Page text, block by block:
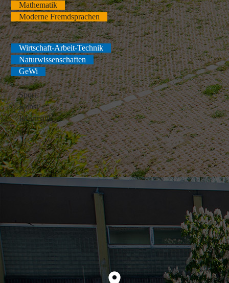
Mathematik
Moderne Fremdsprachen
Wirtschaft-Arbeit-Technik
Naturwissenschaften
GeWi
Sport
Kunst
Informatik